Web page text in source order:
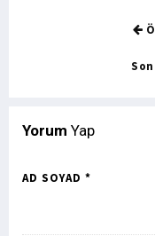
Yorum Yap
AD SOYAD *